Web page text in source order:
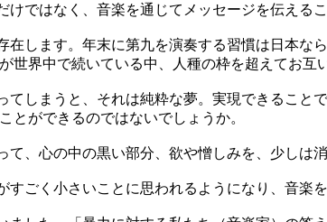
ではなく、音楽を通じてメッセージを伝える
します。年末に第九を演奏する習慣は日本
世界中で続いている中、人種の枠を超えてお互
しまうと、それは純粋な夢。実現できるこ
とができるのではないでしょうか。
、心の中の黒い部分、欲や憎しみを、少しは
ごく小さいことに思われるようになり、音楽